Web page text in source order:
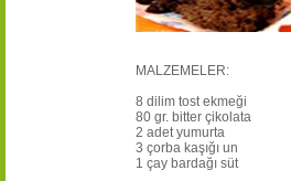
MALZEMELER:
8 dilim tost ekmeği
80 gr. bitter çikolata
2 adet yumurta
3 çorba kaşığı un
1 çay bardağı süt